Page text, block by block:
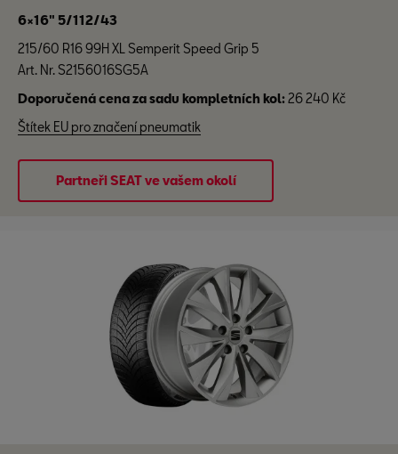
6×16" 5/112/43
215/60 R16 99H XL Semperit Speed Grip 5
Art. Nr. S2156016SG5A
Doporučená cena za sadu kompletních kol:26 240 Kč
Štítek EU pro značení pneumatik
Partneři SEAT ve vašem okolí